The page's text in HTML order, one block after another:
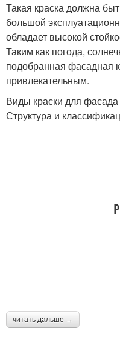
Такая краска должна
большой
обладает высокой
Таким как погода,
подобранная фасадная
привлекательным.
Виды краски для фасада
Структура и
читать дальше →